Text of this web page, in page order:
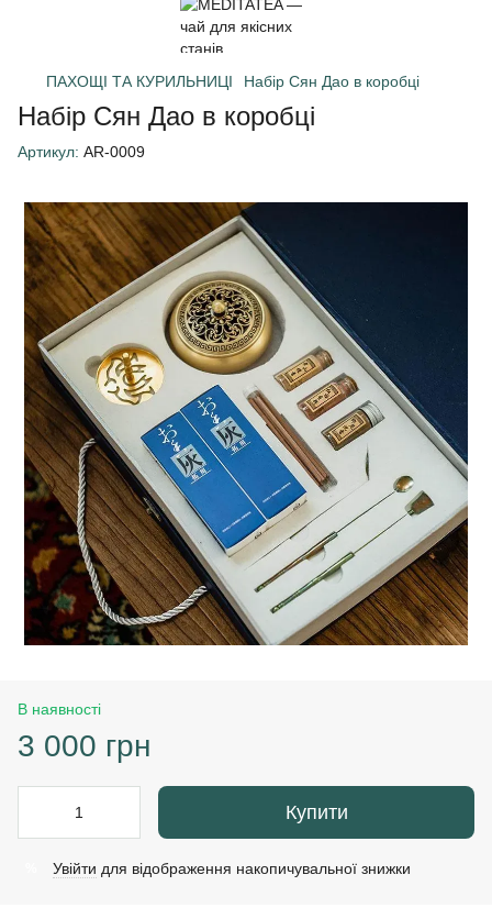
ПАХОЩІ ТА КУРИЛЬНИЦІ Набір Сян Дао в коробці
Набір Сян Дао в коробці
Артикул: AR-0009
В наявності
3 000 грн
Купити
Увійти для відображення накопичувальної знижки